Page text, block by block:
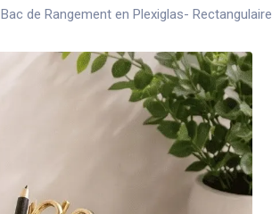
Bac de Rangement en Plexiglas- Rectangulaire